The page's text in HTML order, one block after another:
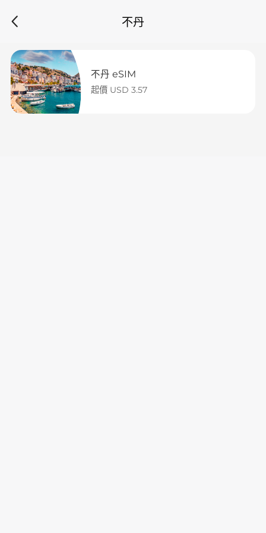
不丹
不丹 eSIM
起價 USD 3.57